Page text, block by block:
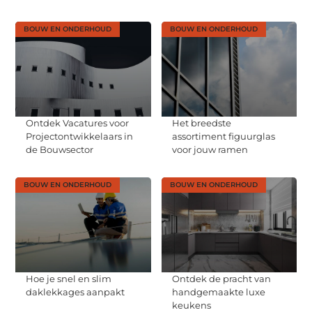
BOUW EN ONDERHOUD
Ontdek Vacatures voor
Projectontwikkelaars in
de Bouwsector
BOUW EN ONDERHOUD
Het breedste
assortiment figuurglas
voor jouw ramen
BOUW EN ONDERHOUD
Hoe je snel en slim
daklekkages aanpakt
BOUW EN ONDERHOUD
Ontdek de pracht van
handgemaakte luxe
keukens